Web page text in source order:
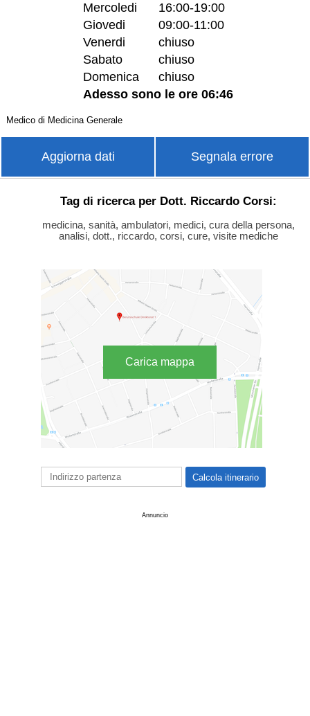
Mercoledi
16:00-19:00
Giovedi
09:00-11:00
Venerdi
chiuso
Sabato
chiuso
Domenica
chiuso
Adesso sono le ore 06:46
Medico di Medicina Generale
Aggiorna dati Segnala errore
Tag di ricerca per Dott. Riccardo Corsi:
medicina, sanità, ambulatori, medici, cura della persona,
analisi, dott., riccardo, corsi, cure, visite mediche
Carica mappa
Annuncio